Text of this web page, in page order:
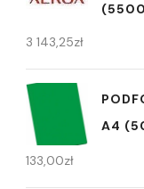
3 143,25zł
A4
133,00zł